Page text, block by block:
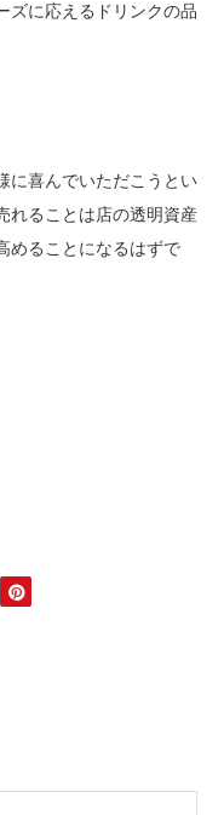
ズに応えるドリンクの品
に喜んでいただこうとい
れることは店の透明資産
めることになるはずで